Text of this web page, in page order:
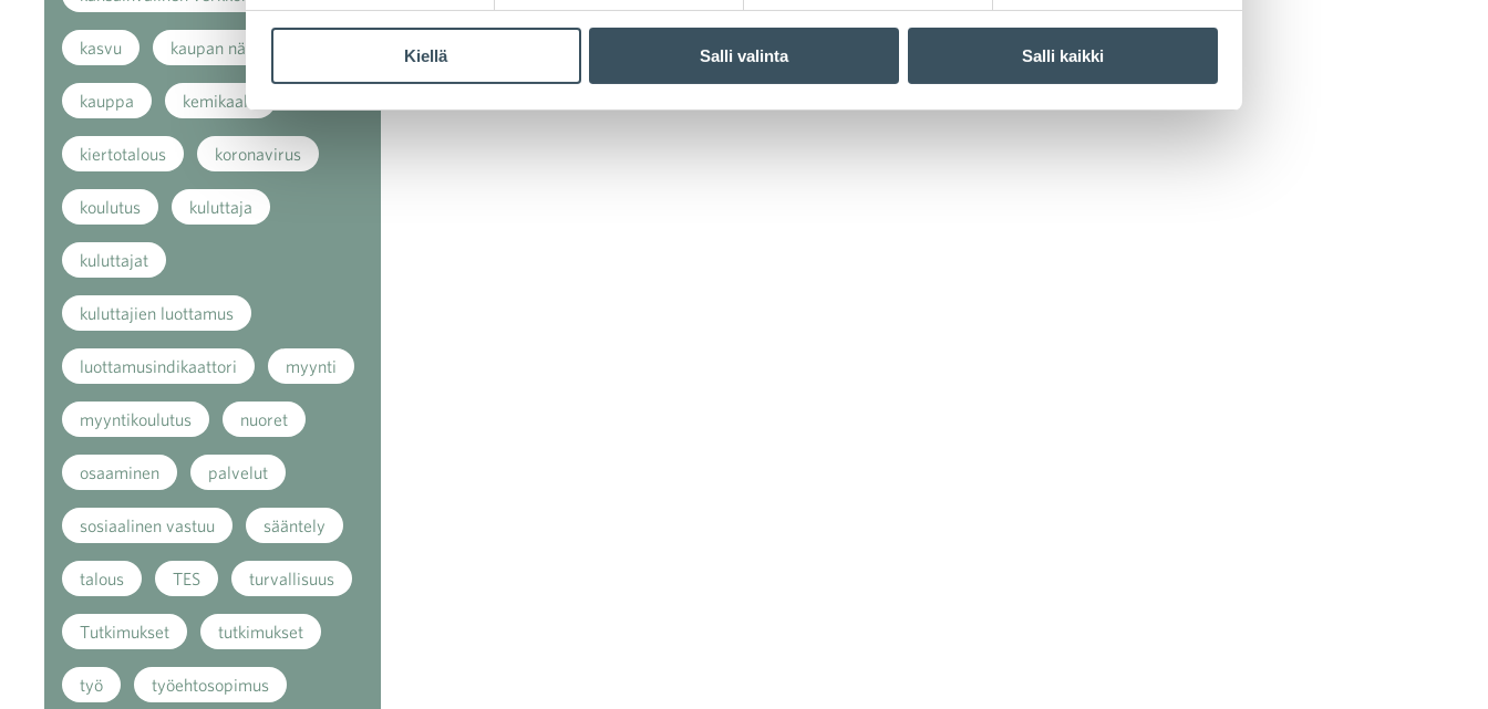
Kiellä Salli valinta Salli kaikki
kasvu kaupan näkymät
kauppa kemikaalit
kiertotalous koronavirus
koulutus kuluttaja
kuluttajat
kuluttajien luottamus
luottamusindikaattori myynti
myyntikoulutus nuoret
osaaminen palvelut
sosiaalinen vastuu sääntely
talous TES turvallisuus
Tutkimukset tutkimukset
työ työehtosopimus